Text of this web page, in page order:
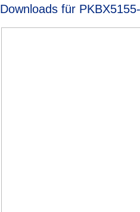
Downloads für